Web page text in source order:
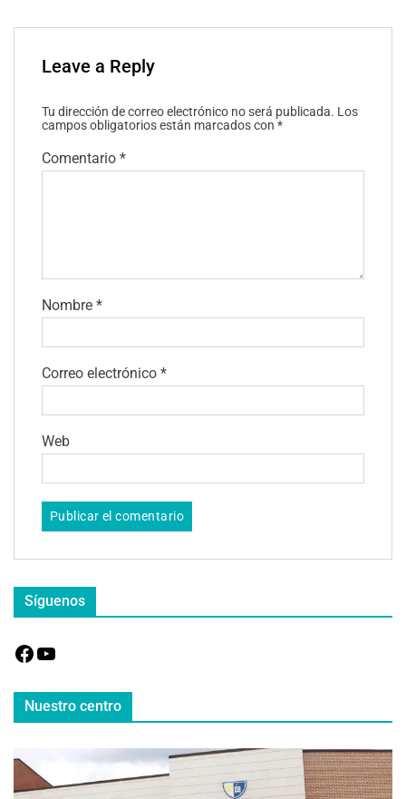
Leave a Reply
Tu dirección de correo electrónico no será publicada. Los
campos obligatorios están marcados con *
Comentario *
Nombre *
Correo electrónico *
Web
Síguenos
Nuestro centro